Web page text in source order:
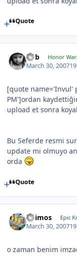
Quote
hbb Honor
March 30, 2007
[quote name='Invul'
PM']ordan
upload et sonra
Bu Seferde resmi
update mi olmuyo
orda
Quote
Deimos Epic
March 30, 2007
o zaman benim